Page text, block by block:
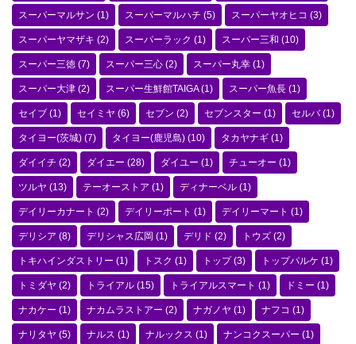
スーパーマルサン (1) スーパーマルハチ (5) スーパーヤオヒコ (3)
スーパーヤマザキ (2) スーパーラック (1) スーパー三和 (10)
スーパー三徳 (7) スーパー三心 (2) スーパー丸幸 (1)
スーパー大津 (2) スーパー生鮮館TAIGA(1) スーパー魚長 (1)
セイブ (1) セイミヤ (6) セブン (2) セブンスター (1) セルバ(1)
タイヨー(茨城) (7) タイヨー(鹿児島) (10) タカヤナギ (1)
ダイイチ (2) ダイエー (28) ダイユー (1) チューオー (1)
ツルヤ (13) テーオーストア (1) ディナーベル (1)
デイリーカナート (2) デイリーポート (1) デイリーマート (1)
デリシア (8) デリシャス広岡 (1) デリド (2) トウズ (2)
トキハインダストリー (1) トスク (1) トップ(3) トップパルケ (1)
トミダヤ (2) トライアル (15) トライアルスマート (1) ドミー (1)
ナカケー (1) ナカムラストアー (2) ナガノヤ (1) ナフコ (1)
ナリタヤ (5) ナルス (1) ナルックス (1) ナンコクスーパー (1)